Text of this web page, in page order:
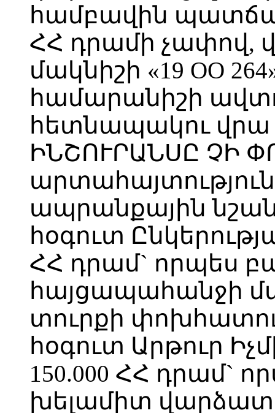
համբավին
ՀՀ դրամի չափով,
մակնիշի «19 OO
համարանիշի
հետնապակու վրա
ԻՆՇՈՒՐԱՆՍԸ ՉԻ
ապրանքային
հօգուտ
ՀՀ դրամ` որպես
հայցապահանջի
տուրքի
հօգուտ Արթուր
150.000 ՀՀ դրամ`
խելամիտ